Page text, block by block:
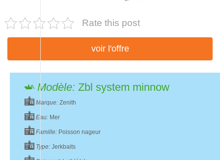
Rate this post
voir l'offre
Modèle: Zbl system minnow
Marque: Zenith
Eau: Mer
Famille: Poisson nageur
Type: Jerkbaits